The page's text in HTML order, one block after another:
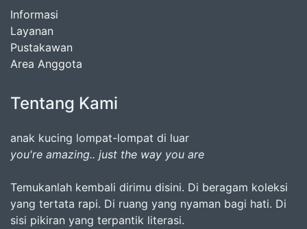
Informasi
Layanan
Pustakawan
Area Anggota
Tentang Kami
anak kucing lompat-lompat di luar
you're amazing.. just the way you are
Temukanlah kembali dirimu disini. Di beragam koleksi
yang tertata rapi. Di ruang yang nyaman bagi hati. Di
sisi pikiran yang terpantik literasi.